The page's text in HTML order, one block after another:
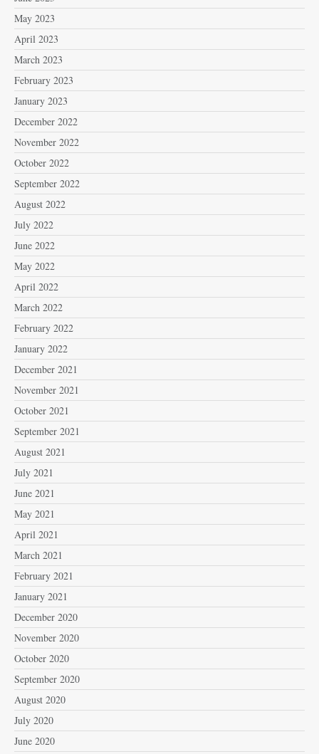
May 2023
April 2023
March 2023
February 2023
January 2023
December 2022
November 2022
October 2022
September 2022
August 2022
July 2022
June 2022
May 2022
April 2022
March 2022
February 2022
January 2022
December 2021
November 2021
October 2021
September 2021
August 2021
July 2021
June 2021
May 2021
April 2021
March 2021
February 2021
January 2021
December 2020
November 2020
October 2020
September 2020
August 2020
July 2020
June 2020